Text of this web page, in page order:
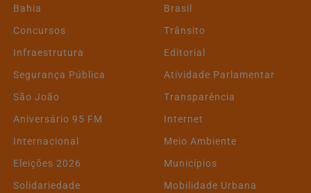
Bahia
Brasil
Concursos
Trânsito
Infraestrutura
Editorial
Segurança Pública
Atividade Parlamentar
São João
Transparência
Aniversário 95 FM
Internet
Internacional
Meio Ambiente
Eleições 2026
Municípios
Solidariedade
Mobilidade Urbana